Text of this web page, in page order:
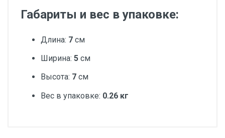
Габариты и вес в упаковке:
Длина: 7 см
Ширина: 5 см
Высота: 7 см
Вес в упаковке: 0.26 кг